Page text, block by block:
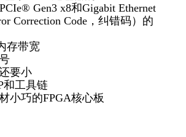
Gen3 x8和Gigabit Ethernet
Correction Code，纠错码）的
存带宽
要小
和工具链
小巧的FPGA核心板